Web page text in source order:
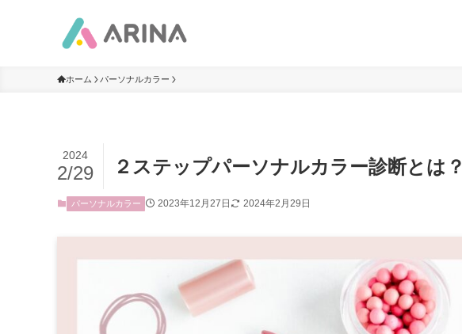
ホーム パーソナルカラー
２ステップパーソナルカラー診断とは？
2024
2/29
パーソナルカラー 2023年12月27日 2024年2月29日